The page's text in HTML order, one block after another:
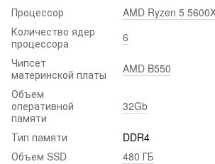
Процессор
AMD Ryzen 5
Количество ядер
процессора
6
Чипсет
материнской платы
AMD B550
Объем
оперативной
памяти
32Gb
Тип памяти
DDR4
Объем SSD
480 ГБ